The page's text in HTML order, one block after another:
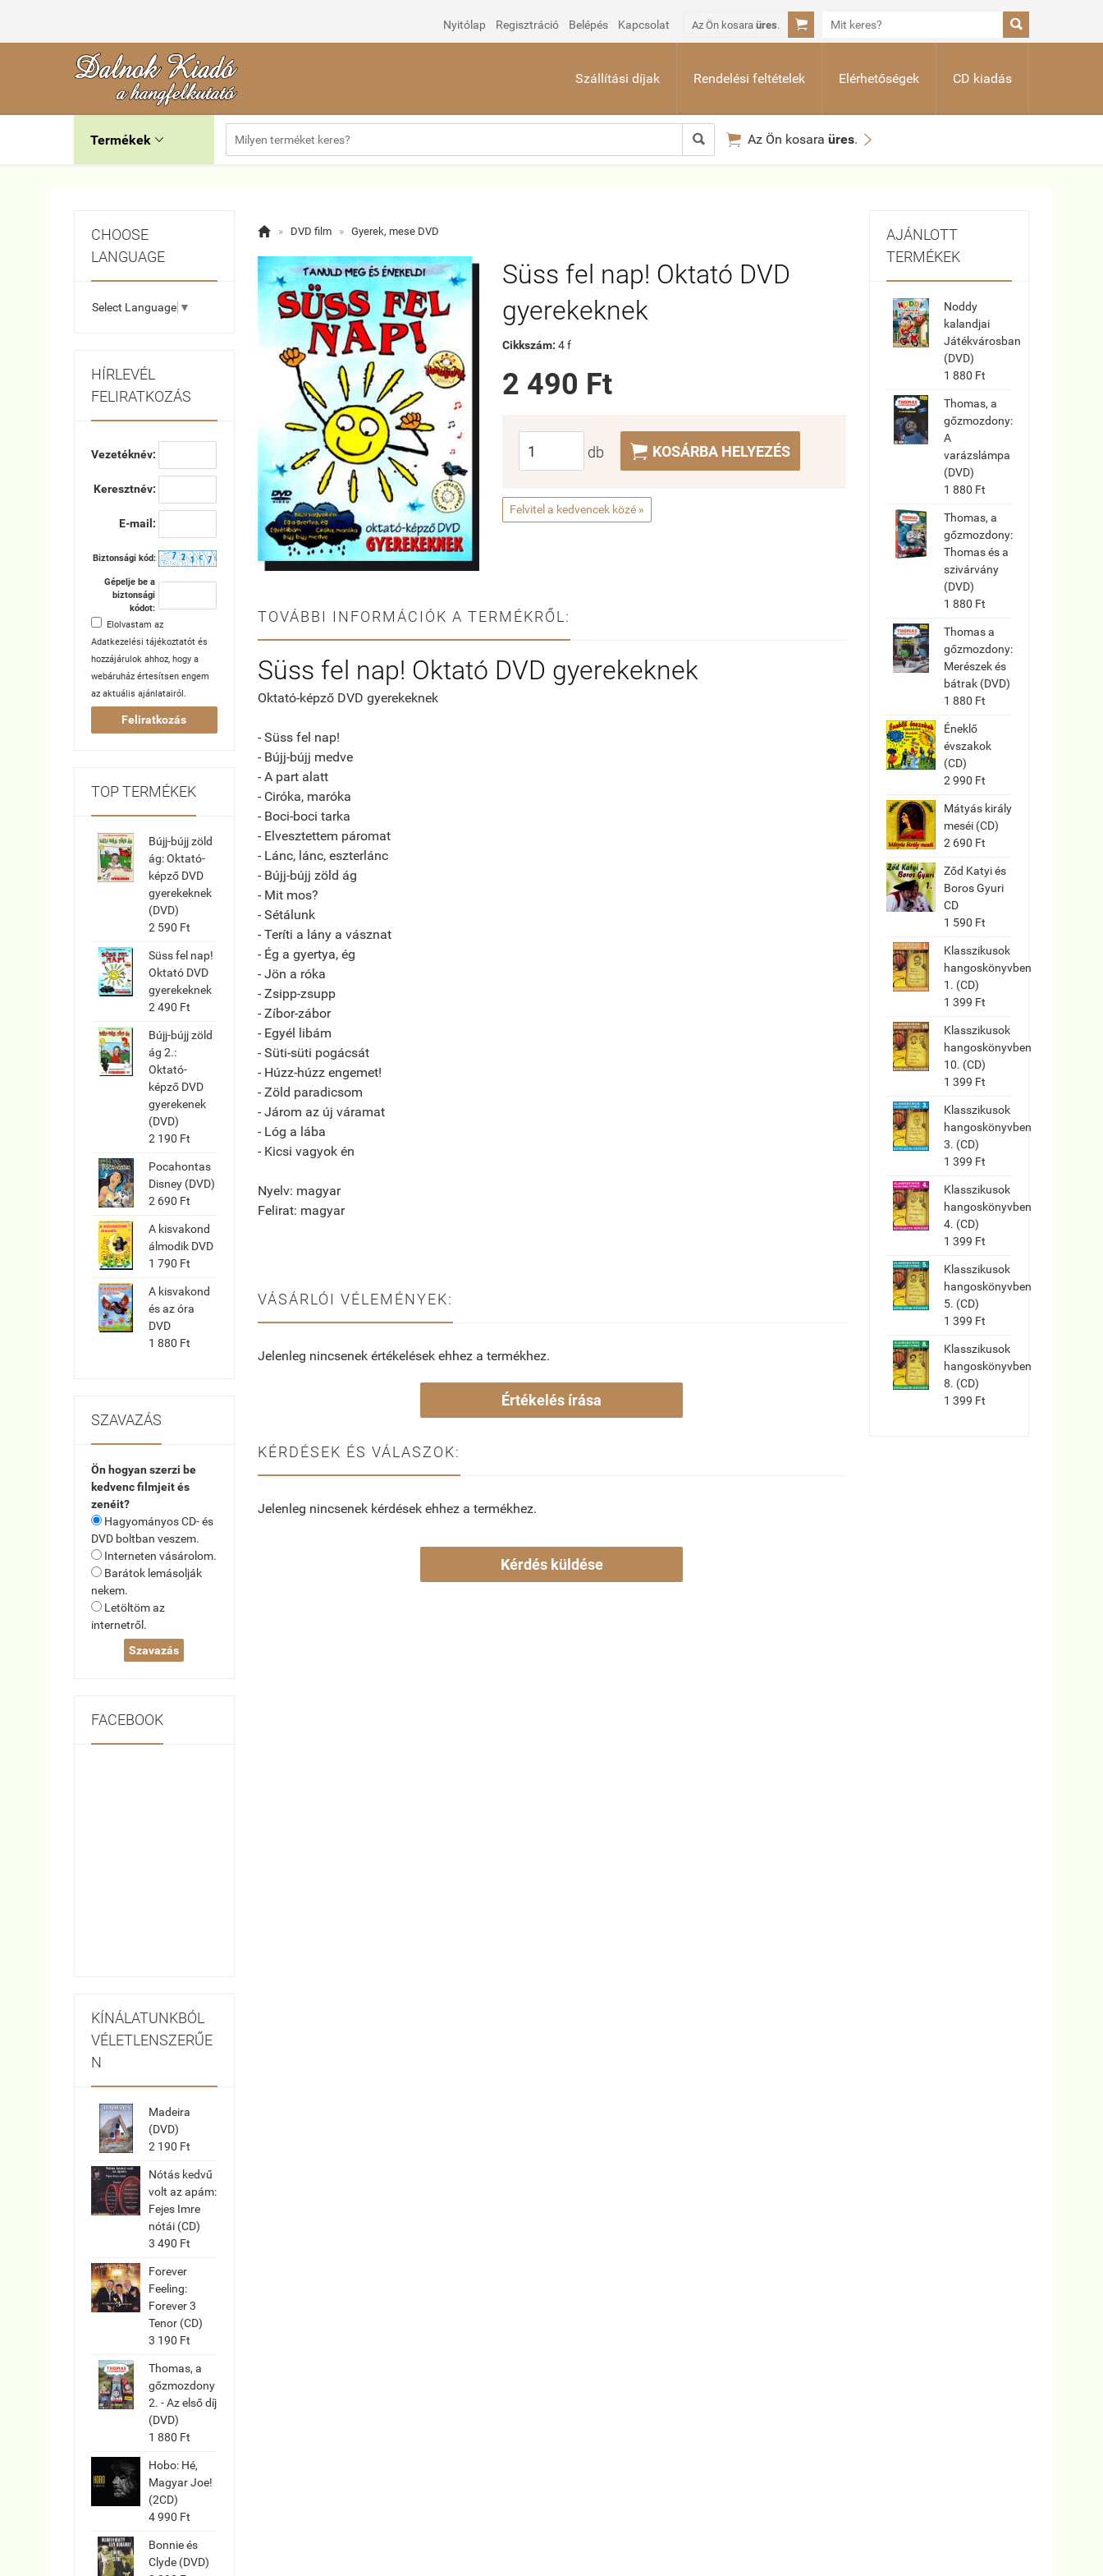
Nyitólap Regisztráció Belépés Kapcsolat Az Ön kosara üres.  
Szállítási díjak Rendelési feltételek Elérhetőségek CD kiadás
Termékek    Az Ön kosara üres. 
CHOOSE
LANGUAGE
Select Language ▼
HÍRLEVÉL
FELIRATKOZÁS
Vezetéknév:
Keresztnév:
E-mail:
Biztonsági kód:
Gépelje be a
biztonsági
kódot:
Elolvastam az
Adatkezelési tájékoztatót és
hozzájárulok ahhoz, hogy a
webáruház értesítsen engem
az aktuális ajánlatairól.
Feliratkozás
TOP TERMÉKEK
Bújj-bújj zöld
ág: Oktató-
képző DVD
gyerekeknek
(DVD)
2 590 Ft
Süss fel nap!
Oktató DVD
gyerekeknek
2 490 Ft
Bújj-bújj zöld
ág 2.:
Oktató-
képző DVD
gyerekenek
(DVD)
2 190 Ft
Pocahontas
Disney (DVD)
2 690 Ft
A kisvakond
álmodik DVD
1 790 Ft
A kisvakond
és az óra
DVD
1 880 Ft
SZAVAZÁS
Ön hogyan szerzi be
kedvenc filmjeit és
zenéit?
Hagyományos CD- és
DVD boltban veszem.
Interneten vásárolom.
Barátok lemásolják
nekem.
Letöltöm az
internetről.
FACEBOOK
KÍNÁLATUNKBÓL
VÉLETLENSZERŰE
N
Madeira
(DVD)
2 190 Ft
Nótás kedvű
volt az apám:
Fejes Imre
nótái (CD)
3 490 Ft
Forever
Feeling:
Forever 3
Tenor (CD)
3 190 Ft
Thomas, a
gőzmozdony
2. - Az első díj
(DVD)
1 880 Ft
Hobo: Hé,
Magyar Joe!
(2CD)
4 990 Ft
Bonnie és
Clyde (DVD)
 » DVD film » Gyerek, mese DVD
Süss fel nap! Oktató DVD
gyerekeknek
Cikkszám: 4 f
2 490 Ft
db  KOSÁRBA HELYEZÉS
Felvitel a kedvencek közé »
TOVÁBBI INFORMÁCIÓK A TERMÉKRŐL:
Süss fel nap! Oktató DVD gyerekeknek
Oktató-képző DVD gyerekeknek
- Süss fel nap!
- Bújj-bújj medve
- A part alatt
- Ciróka, maróka
- Boci-boci tarka
- Elvesztettem páromat
- Lánc, lánc, eszterlánc
- Bújj-bújj zöld ág
- Mit mos?
- Sétálunk
- Teríti a lány a vásznat
- Ég a gyertya, ég
- Jön a róka
- Zsipp-zsupp
- Zíbor-zábor
- Egyél libám
- Süti-süti pogácsát
- Húzz-húzz engemet!
- Zöld paradicsom
- Járom az új váramat
- Lóg a lába
- Kicsi vagyok én
Nyelv: magyar
Felirat: magyar
VÁSÁRLÓI VÉLEMÉNYEK:
Jelenleg nincsenek értékelések ehhez a termékhez.
Értékelés írása
KÉRDÉSEK ÉS VÁLASZOK:
Jelenleg nincsenek kérdések ehhez a termékhez.
Kérdés küldése
AJÁNLOTT
TERMÉKEK
Noddy
kalandjai
Játékvárosban
(DVD)
1 880 Ft
Thomas, a
gőzmozdony:
A
varázslámpa
(DVD)
1 880 Ft
Thomas, a
gőzmozdony:
Thomas és a
szivárvány
(DVD)
1 880 Ft
Thomas a
gőzmozdony:
Merészek és
bátrak (DVD)
1 880 Ft
Éneklő
évszakok
(CD)
2 990 Ft
Mátyás király
meséi (CD)
2 690 Ft
Ződ Katyi és
Boros Gyuri
CD
1 590 Ft
Klasszikusok
hangoskönyvben
1. (CD)
1 399 Ft
Klasszikusok
hangoskönyvben
10. (CD)
1 399 Ft
Klasszikusok
hangoskönyvben
3. (CD)
1 399 Ft
Klasszikusok
hangoskönyvben
4. (CD)
1 399 Ft
Klasszikusok
hangoskönyvben
5. (CD)
1 399 Ft
Klasszikusok
hangoskönyvben
8. (CD)
1 399 Ft